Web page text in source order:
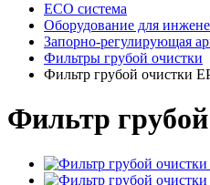
ECO система
Оборудование для
Запорно-регулирующая
Фильтры грубой очистки
Фильтр грубой очистки
Фильтр